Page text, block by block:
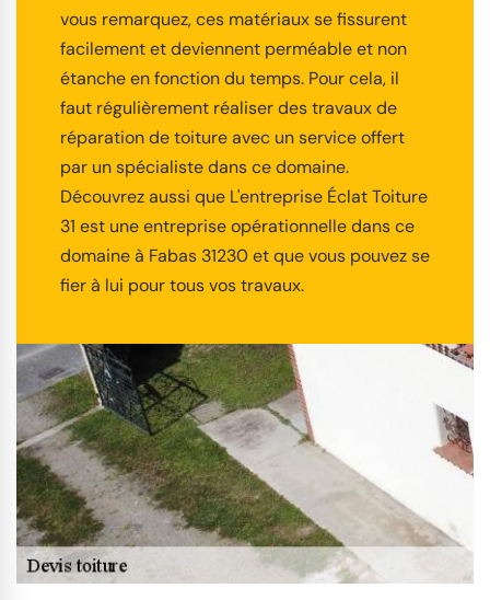
vous remarquez, ces matériaux se fissurent
facilement et deviennent perméable et non
étanche en fonction du temps. Pour cela, il
faut régulièrement réaliser des travaux de
réparation de toiture avec un service offert
par un spécialiste dans ce domaine.
Découvrez aussi que L'entreprise Éclat Toiture
31 est une entreprise opérationnelle dans ce
domaine à Fabas 31230 et que vous pouvez se
fier à lui pour tous vos travaux.